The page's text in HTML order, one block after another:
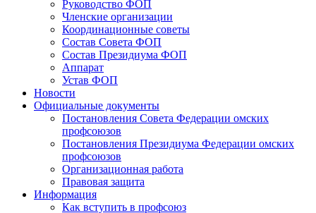
Руководство ФОП
Членские организации
Координационные советы
Состав Совета ФОП
Состав Президиума ФОП
Аппарат
Устав ФОП
Новости
Официальные документы
Постановления Совета Федерации омских
профсоюзов
Постановления Президиума Федерации омских
профсоюзов
Организационная работа
Правовая защита
Информация
Как вступить в профсоюз